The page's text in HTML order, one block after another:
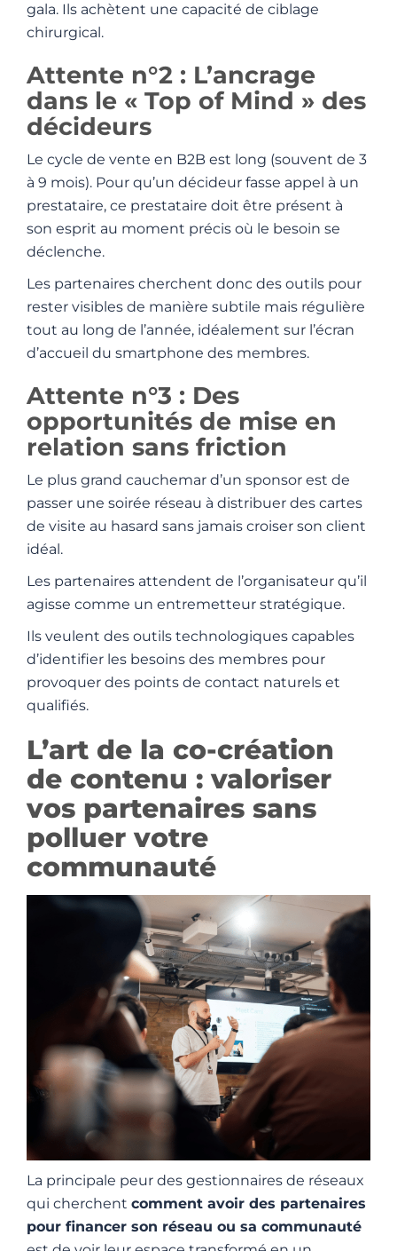
gala. Ils achètent une capacité de ciblage
chirurgical.
Attente n°2 : L’ancrage
dans le « Top of Mind » des
décideurs
Le cycle de vente en B2B est long (souvent de 3
à 9 mois). Pour qu’un décideur fasse appel à un
prestataire, ce prestataire doit être présent à
son esprit au moment précis où le besoin se
déclenche.
Les partenaires cherchent donc des outils pour
rester visibles de manière subtile mais régulière
tout au long de l’année, idéalement sur l’écran
d’accueil du smartphone des membres.
Attente n°3 : Des
opportunités de mise en
relation sans friction
Le plus grand cauchemar d’un sponsor est de
passer une soirée réseau à distribuer des cartes
de visite au hasard sans jamais croiser son client
idéal.
Les partenaires attendent de l’organisateur qu’il
agisse comme un entremetteur stratégique.
Ils veulent des outils technologiques capables
d’identifier les besoins des membres pour
provoquer des points de contact naturels et
qualifiés.
L’art de la co-création
de contenu : valoriser
vos partenaires sans
polluer votre
communauté
La principale peur des gestionnaires de réseaux
qui cherchent comment avoir des partenaires
pour financer son réseau ou sa communauté